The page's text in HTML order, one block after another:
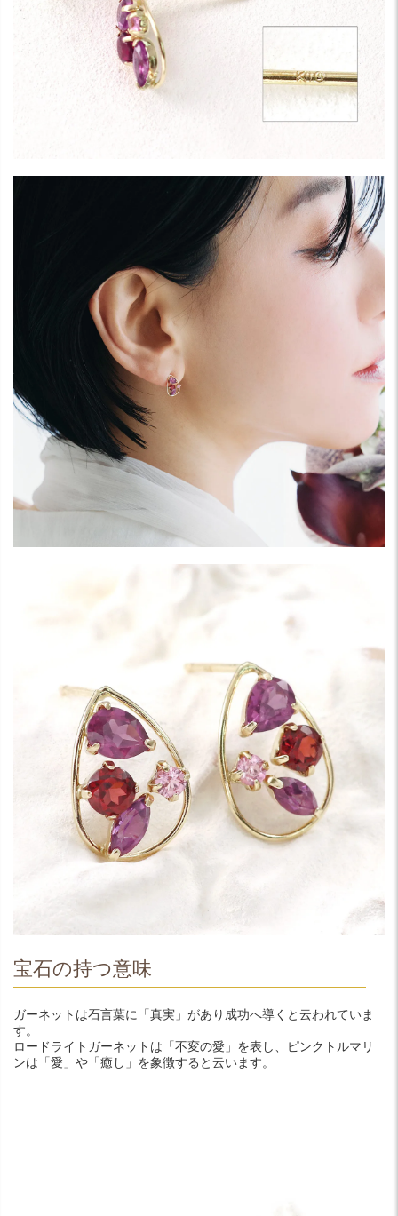
宝石の持つ意味
ガーネットは石言葉に「真実」があり成功へ導くと云われていま
す。
ロードライトガーネットは「不変の愛」を表し、ピンクトルマリ
ンは「愛」や「癒し」を象徴すると云います。